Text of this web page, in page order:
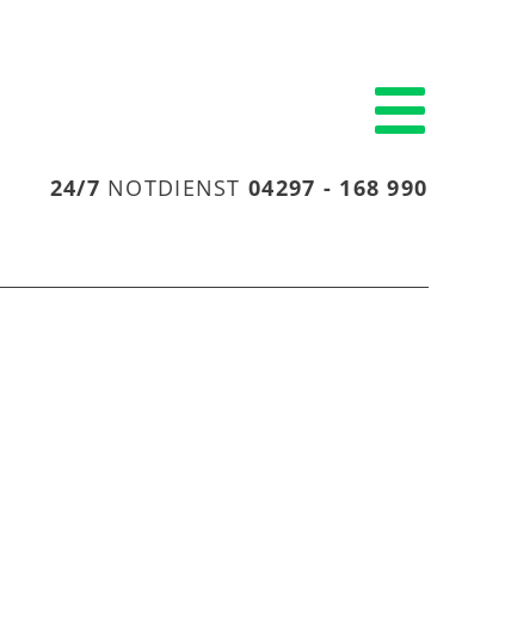
24/7 NOTDIENST 04297 - 168 990